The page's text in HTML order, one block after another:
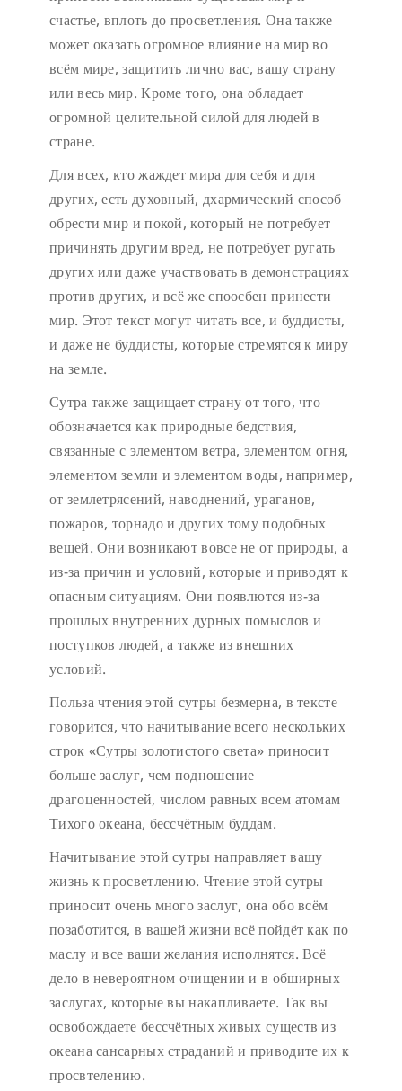
счастье, вплоть до просветления. Она также
может оказать огромное влияние на мир во
всём мире, защитить лично вас, вашу страну
или весь мир. Кроме того, она обладает
огромной целительной силой для людей в
стране.
Для всех, кто жаждет мира для себя и для
других, есть духовный, дхармический способ
обрести мир и покой, который не потребует
причинять другим вред, не потребует ругать
других или даже участвовать в демонстрациях
против других, и всё же споосбен принести
мир. Этот текст могут читать все, и буддисты,
и даже не буддисты, которые стремятся к миру
на земле.
Сутра также защищает страну от того, что
обозначается как природные бедствия,
связанные с элементом ветра, элементом огня,
элементом земли и элементом воды, например,
от землетрясений, наводнений, ураганов,
пожаров, торнадо и других тому подобных
вещей. Они возникают вовсе не от природы, а
из-за причин и условий, которые и приводят к
опасным ситуациям. Они появлются из-за
прошлых внутренних дурных помыслов и
поступков людей, а также из внешних
условий.
Польза чтения этой сутры безмерна, в тексте
говорится, что начитывание всего нескольких
строк «Сутры золотистого света» приносит
больше заслуг, чем подношение
драгоценностей, числом равных всем атомам
Тихого океана, бессчётным буддам.
Начитывание этой сутры направляет вашу
жизнь к просветлению. Чтение этой сутры
приносит очень много заслуг, она обо всём
позаботится, в вашей жизни всё пойдёт как по
маслу и все ваши желания исполнятся. Всё
дело в невероятном очищении и в обширных
заслугах, которые вы накапливаете. Так вы
освобождаете бессчётных живых существ из
океана сансарных страданий и приводите их к
просвтелению.